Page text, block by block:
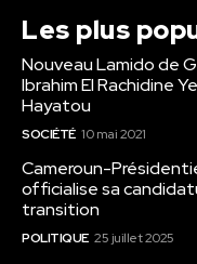
Les plus
Nouveau Lamido de
Ibrahim El Rachidine
Hayatou
SOCIÉTÉ 10 mai 2021
Cameroun-
officialise sa
transition
POLITIQUE 25 juillet 2025